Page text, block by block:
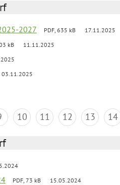
2027 PDF, 635 kB 17.11.2025
kB 11.11.2025
03.11.2025
10 11 12 13 14
PDF, 73 kB 15.05.2024